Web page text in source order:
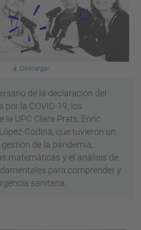
Descargar
de la declaración del
por la COVID-19, los
la UPC Clara Prats, Enric
Codina, que tuvieron un
de la pandemia,
matemáticas y el análisis de
para comprender y
sanitaria.